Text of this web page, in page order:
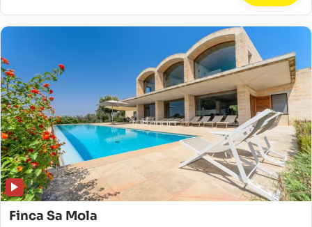
Finca Sa Mola